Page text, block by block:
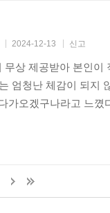
2024-12-13 신고
무상 제공받아 본인
엄청난 체감이 되지
가오겠구나라고 느